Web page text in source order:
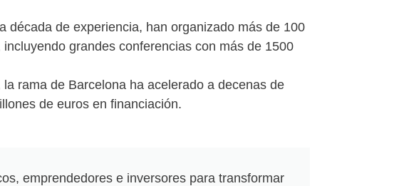
década de experiencia, han organizado más de 100
grandes conferencias con más de 1500
rama de Barcelona ha acelerado a decenas de
de euros en financiación.
emprendedores e inversores para transformar